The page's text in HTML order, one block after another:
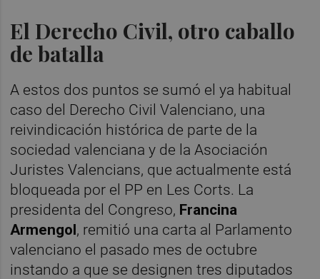
El Derecho Civil, otro caballo
de batalla
A estos dos puntos se sumó el ya habitual
caso del Derecho Civil Valenciano, una
reivindicación histórica de parte de la
sociedad valenciana y de la Asociación
Juristes Valencians, que actualmente está
bloqueada por el PP en Les Corts. La
presidenta del Congreso, Francina
Armengol, remitió una carta al Parlamento
valenciano el pasado mes de octubre
instando a que se designen tres diputados